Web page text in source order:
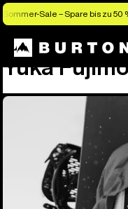
Sommer-Sale – Spare bis zu 50
Yuka